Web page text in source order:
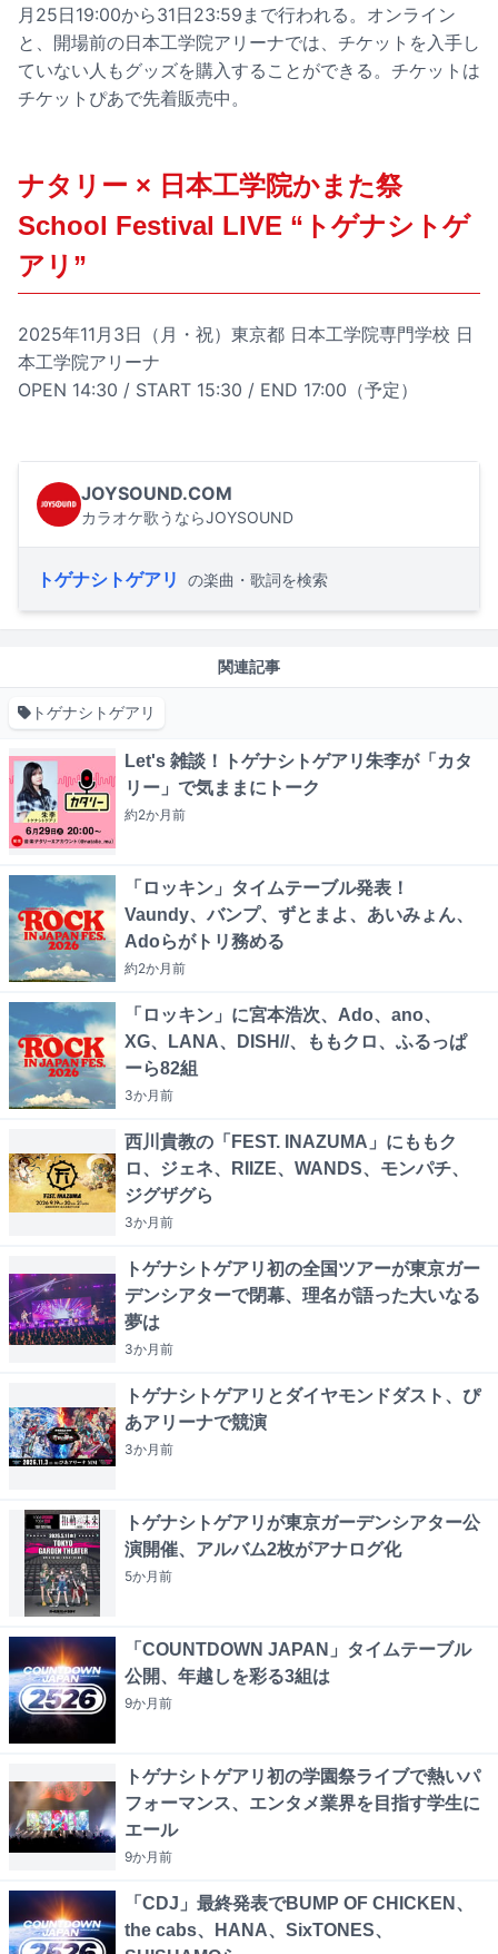
月25日19:00から31日23:59まで行われる。オンライン
と、開場前の日本工学院アリーナでは、チケットを入手し
ていない人もグッズを購入することができる。チケットは
チケットぴあで先着販売中。
ナタリー × 日本工学院かまた祭
School Festival LIVE “トゲナシトゲ
アリ”
2025年11月3日（月・祝）東京都 日本工学院専門学校 日
本工学院アリーナ
OPEN 14:30 / START 15:30 / END 17:00（予定）
JOYSOUND.COM
カラオケ歌うならJOYSOUND
トゲナシトゲアリ の楽曲・歌詞を検索
関連記事
トゲナシトゲアリ
Let's 雑談！トゲナシトゲアリ朱李が「カタ
リー」で気ままにトーク
約2か月前
「ロッキン」タイムテーブル発表！
Vaundy、バンプ、ずとまよ、あいみょん、
Adoらがトリ務める
約2か月前
「ロッキン」に宮本浩次、Ado、ano、
XG、LANA、DISH//、ももクロ、ふるっぱ
ーら82組
3か月前
西川貴教の「FEST. INAZUMA」にももク
ロ、ジェネ、RIIZE、WANDS、モンパチ、
ジグザグら
3か月前
トゲナシトゲアリ初の全国ツアーが東京ガー
デンシアターで閉幕、理名が語った大いなる
夢は
3か月前
トゲナシトゲアリとダイヤモンドダスト、ぴ
あアリーナで競演
3か月前
トゲナシトゲアリが東京ガーデンシアター公
演開催、アルバム2枚がアナログ化
5か月前
「COUNTDOWN JAPAN」タイムテーブル
公開、年越しを彩る3組は
9か月前
トゲナシトゲアリ初の学園祭ライブで熱いパ
フォーマンス、エンタメ業界を目指す学生に
エール
9か月前
「CDJ」最終発表でBUMP OF CHICKEN、
the cabs、HANA、SixTONES、